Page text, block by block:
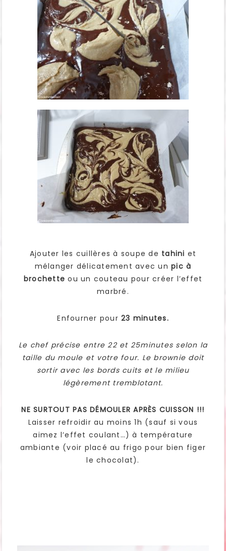
Ajouter les cuillères à soupe de tahini et
mélanger délicatement avec unpic à
brochette ou un couteau pour créer l’effet
marbré.
Enfourner pour 23 minutes.
Le chef précise entre 22 et 25minutes selon la
taille du moule et votre four. Le brownie doit
sortir avec les bords cuits et le milieu
légèrement tremblotant.
NE SURTOUT PAS DÉMOULER APRÈS CUISSON !!!
Laisser refroidir au moins 1h (sauf si vous
aimez l’effet coulant…) à température
ambiante (voir placé au frigo pour bien figer
le chocolat).